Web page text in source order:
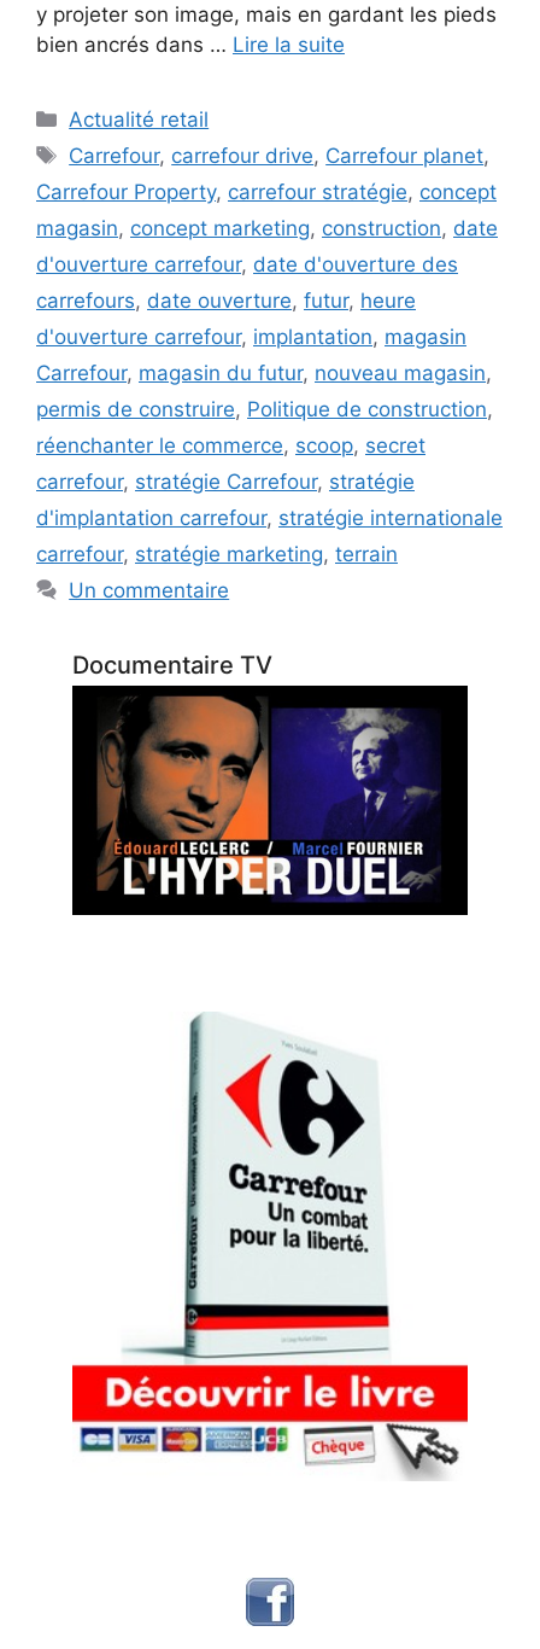
y projeter son image, mais en gardant les pieds
bien ancrés dans … Lire la suite
Catégories
Actualité retail
Étiquettes
Carrefour, carrefour drive, Carrefour planet,
Carrefour Property, carrefour stratégie, concept
magasin, concept marketing, construction, date
d'ouverture carrefour, date d'ouverture des
carrefours, date ouverture, futur, heure
d'ouverture carrefour, implantation, magasin
Carrefour, magasin du futur, nouveau magasin,
permis de construire, Politique de construction,
réenchanter le commerce, scoop, secret
carrefour, stratégie Carrefour, stratégie
d'implantation carrefour, stratégie internationale
carrefour, stratégie marketing, terrain
Un commentaire
Documentaire TV